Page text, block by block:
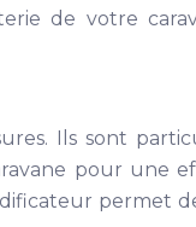
de votre
Ils sont
pour une
permet